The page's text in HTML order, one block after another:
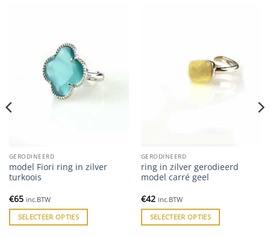
GERODINEERD
model Fiori ring in zilver
turkoois
€65 inc.BTW
SELECTEER OPTIES
GERODINEERD
ring in zilver gerodieerd
model carré geel
€42 inc.BTW
SELECTEER OPTIES